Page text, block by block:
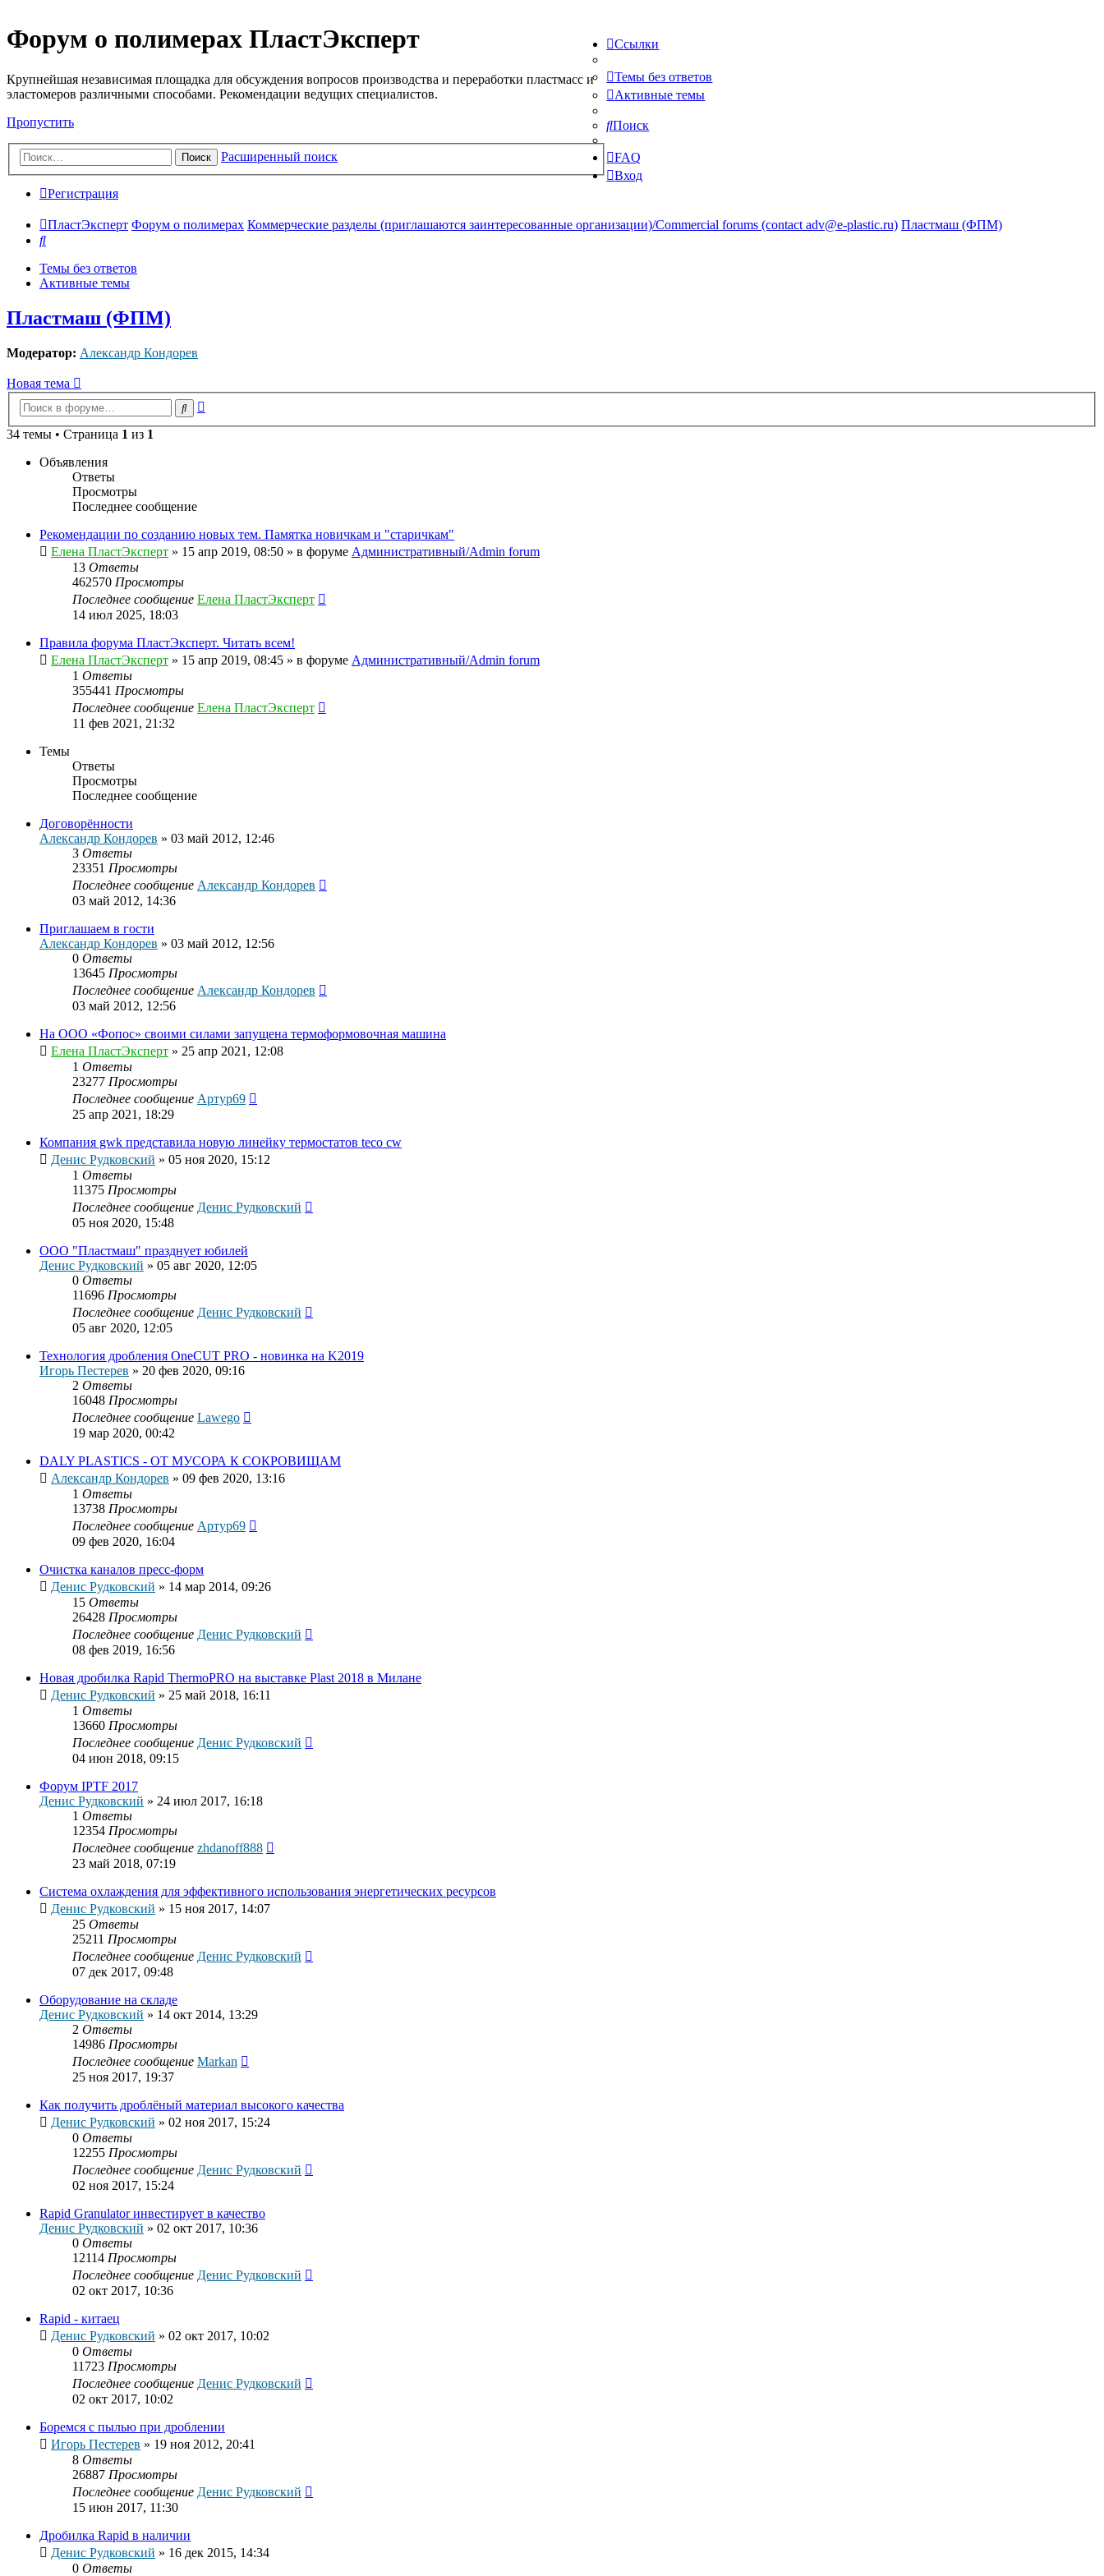
Форум о полимерах ПластЭксперт
Крупнейшая независимая площадка для обсуждения вопросов производства и переработки пластмасс и
эластомеров различными способами. Рекомендации ведущих специалистов.
Пропустить
Поиск Расширенный поиск
Ссылки
Темы без ответов
Активные темы
Поиск
FAQ
Вход
Регистрация
ПластЭксперт Форум о полимерах Коммерческие разделы (приглашаются заинтересованные организации)/Commercial forums (contact adv@e-plastic.ru) Пластмаш (ФПМ)
Поиск
Темы без ответов
Активные темы
Пластмаш (ФПМ)
Модератор: Александр Кондорев
Новая тема
Поиск
34 темы • Страница 1 из 1
Объявления
Ответы
Просмотры
Последнее сообщение
Рекомендации по созданию новых тем. Памятка новичкам и "старичкам"
Елена ПластЭксперт » 15 апр 2019, 08:50 » в форуме Административный/Admin forum
13 Ответы
462570 Просмотры
Последнее сообщение Елена ПластЭксперт
14 июл 2025, 18:03
Правила форума ПластЭксперт. Читать всем!
Елена ПластЭксперт » 15 апр 2019, 08:45 » в форуме Административный/Admin forum
1 Ответы
355441 Просмотры
Последнее сообщение Елена ПластЭксперт
11 фев 2021, 21:32
Темы
Ответы
Просмотры
Последнее сообщение
Договорённости
Александр Кондорев » 03 май 2012, 12:46
3 Ответы
23351 Просмотры
Последнее сообщение Александр Кондорев
03 май 2012, 14:36
Приглашаем в гости
Александр Кондорев » 03 май 2012, 12:56
0 Ответы
13645 Просмотры
Последнее сообщение Александр Кондорев
03 май 2012, 12:56
На ООО «Фопос» своими силами запущена термоформовочная машина
Елена ПластЭксперт » 25 апр 2021, 12:08
1 Ответы
23277 Просмотры
Последнее сообщение Артур69
25 апр 2021, 18:29
Компания gwk представила новую линейку термостатов teco cw
Денис Рудковский » 05 ноя 2020, 15:12
1 Ответы
11375 Просмотры
Последнее сообщение Денис Рудковский
05 ноя 2020, 15:48
ООО "Пластмаш" празднует юбилей
Денис Рудковский » 05 авг 2020, 12:05
0 Ответы
11696 Просмотры
Последнее сообщение Денис Рудковский
05 авг 2020, 12:05
Технология дробления OneCUT PRO - новинка на K2019
Игорь Пестерев » 20 фев 2020, 09:16
2 Ответы
16048 Просмотры
Последнее сообщение Lawego
19 мар 2020, 00:42
DALY PLASTICS - ОТ МУСОРА К СОКРОВИЩАМ
Александр Кондорев » 09 фев 2020, 13:16
1 Ответы
13738 Просмотры
Последнее сообщение Артур69
09 фев 2020, 16:04
Очистка каналов пресс-форм
Денис Рудковский » 14 мар 2014, 09:26
15 Ответы
26428 Просмотры
Последнее сообщение Денис Рудковский
08 фев 2019, 16:56
Новая дробилка Rapid ThermoPRO на выставке Plast 2018 в Милане
Денис Рудковский » 25 май 2018, 16:11
1 Ответы
13660 Просмотры
Последнее сообщение Денис Рудковский
04 июн 2018, 09:15
Форум IPTF 2017
Денис Рудковский » 24 июл 2017, 16:18
1 Ответы
12354 Просмотры
Последнее сообщение zhdanoff888
23 май 2018, 07:19
Система охлаждения для эффективного использования энергетических ресурсов
Денис Рудковский » 15 ноя 2017, 14:07
25 Ответы
25211 Просмотры
Последнее сообщение Денис Рудковский
07 дек 2017, 09:48
Оборудование на складе
Денис Рудковский » 14 окт 2014, 13:29
2 Ответы
14986 Просмотры
Последнее сообщение Markan
25 ноя 2017, 19:37
Как получить дроблёный материал высокого качества
Денис Рудковский » 02 ноя 2017, 15:24
0 Ответы
12255 Просмотры
Последнее сообщение Денис Рудковский
02 ноя 2017, 15:24
Rapid Granulator инвестирует в качество
Денис Рудковский » 02 окт 2017, 10:36
0 Ответы
12114 Просмотры
Последнее сообщение Денис Рудковский
02 окт 2017, 10:36
Rapid - китаец
Денис Рудковский » 02 окт 2017, 10:02
0 Ответы
11723 Просмотры
Последнее сообщение Денис Рудковский
02 окт 2017, 10:02
Боремся с пылью при дроблении
Игорь Пестерев » 19 ноя 2012, 20:41
8 Ответы
26887 Просмотры
Последнее сообщение Денис Рудковский
15 июн 2017, 11:30
Дробилка Rapid в наличии
Денис Рудковский » 16 дек 2015, 14:34
0 Ответы